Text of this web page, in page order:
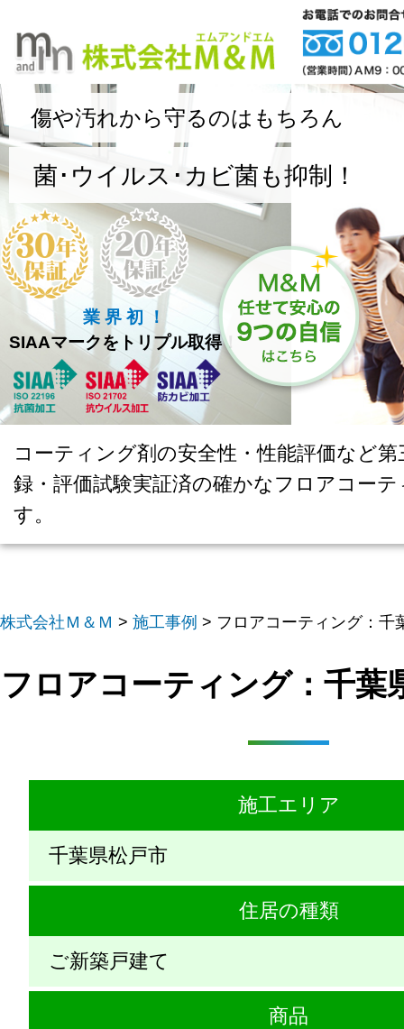
傷や汚れから守るのはもちろん
菌･ウイルス･カビ菌も抑制！
業 界 初 ！
SIAAマークをトリプル取得！
コーティング剤の安全性・性能評価など
録・評価試験実証済の確かなフロアコー
す。
株式会社Ｍ＆Ｍ > 施工事例 > フロアコーティング：千
フロアコーティング：千葉
施工エリア
千葉県松戸市
住居の種類
ご新築戸建て
商品